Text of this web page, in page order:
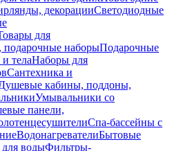
декорацииСветодиодные
для
подарочные наборыПодарочные
телаНаборы для
Сантехника и
кабины, поддоны,
Умывальники со
панели,
Спа-бассейны с
ВодонагревателиБытовые
водыФильтры-